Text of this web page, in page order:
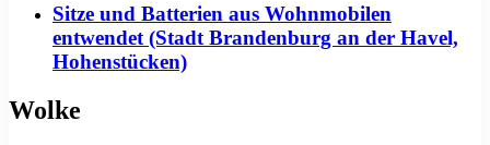
Sitze und Batterien aus Wohnmobilen
entwendet (Stadt Brandenburg an der Havel,
Hohenstücken)
Wolke